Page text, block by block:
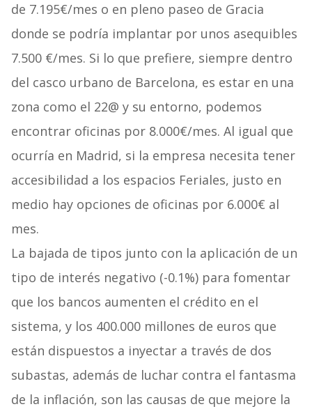
de 7.195€/mes o en pleno paseo de Gracia
donde se podría implantar por unos asequibles
7.500 €/mes. Si lo que prefiere, siempre dentro
del casco urbano de Barcelona, es estar en una
zona como el 22@ y su entorno, podemos
encontrar oficinas por 8.000€/mes. Al igual que
ocurría en Madrid, si la empresa necesita tener
accesibilidad a los espacios Feriales, justo en
medio hay opciones de oficinas por 6.000€ al
mes.
La bajada de tipos junto con la aplicación de un
tipo de interés negativo (-0.1%) para fomentar
que los bancos aumenten el crédito en el
sistema, y los 400.000 millones de euros que
están dispuestos a inyectar a través de dos
subastas, además de luchar contra el fantasma
de la inflación, son las causas de que mejore la